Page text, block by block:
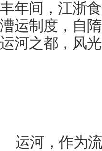
丰年间，江浙
漕运制度，自
运河之都，风光
运河，作为